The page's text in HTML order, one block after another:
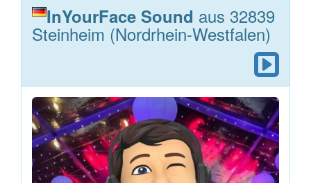
InYourFace Sound aus 32839
Steinheim (Nordrhein-Westfalen)